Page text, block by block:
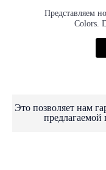
Представляем
Colors.
Это позволяет нам